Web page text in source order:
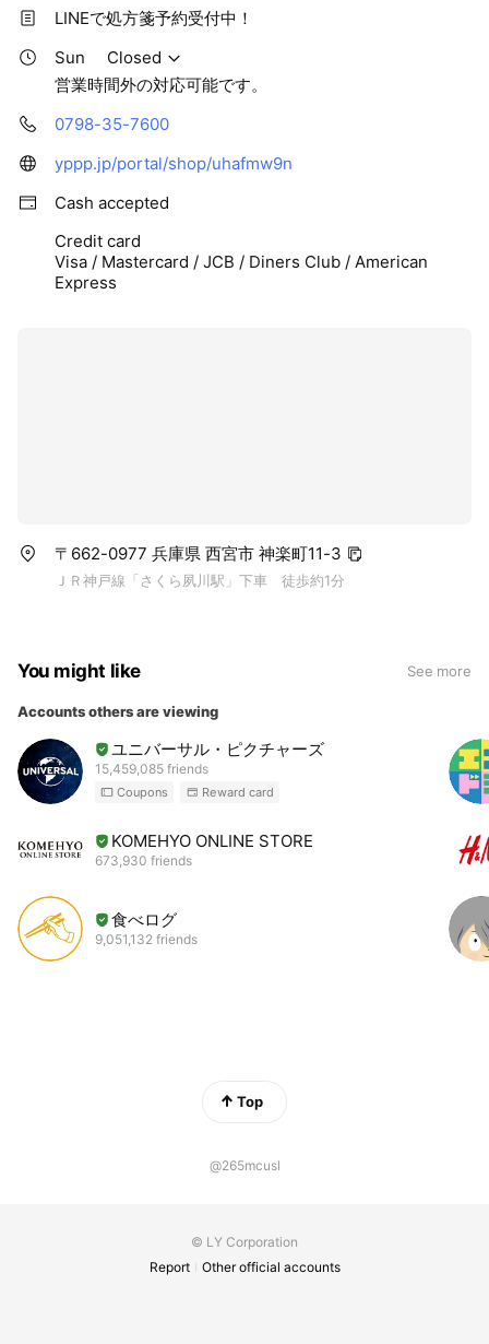
LINEで処方箋予約受付中！
Sun
Closed
営業時間外の対応可能です。
0798-35-7600
yppp.jp/portal/shop/uhafmw9n
Cash accepted
Credit card
Visa / Mastercard / JCB / Diners Club / American
Express
〒662-0977 兵庫県 西宮市 神楽町11-3
ＪＲ神戸線「さくら夙川駅」下車 徒歩約1分
You might like See more
Accounts others are viewing
ユニバーサル・ピクチャーズ
15,459,085 friends
Coupons Reward card
KOMEHYO ONLINE STORE
673,930 friends
食べログ
9,051,132 friends
Top
@265mcusl
© LY Corporation
Report
Other official accounts